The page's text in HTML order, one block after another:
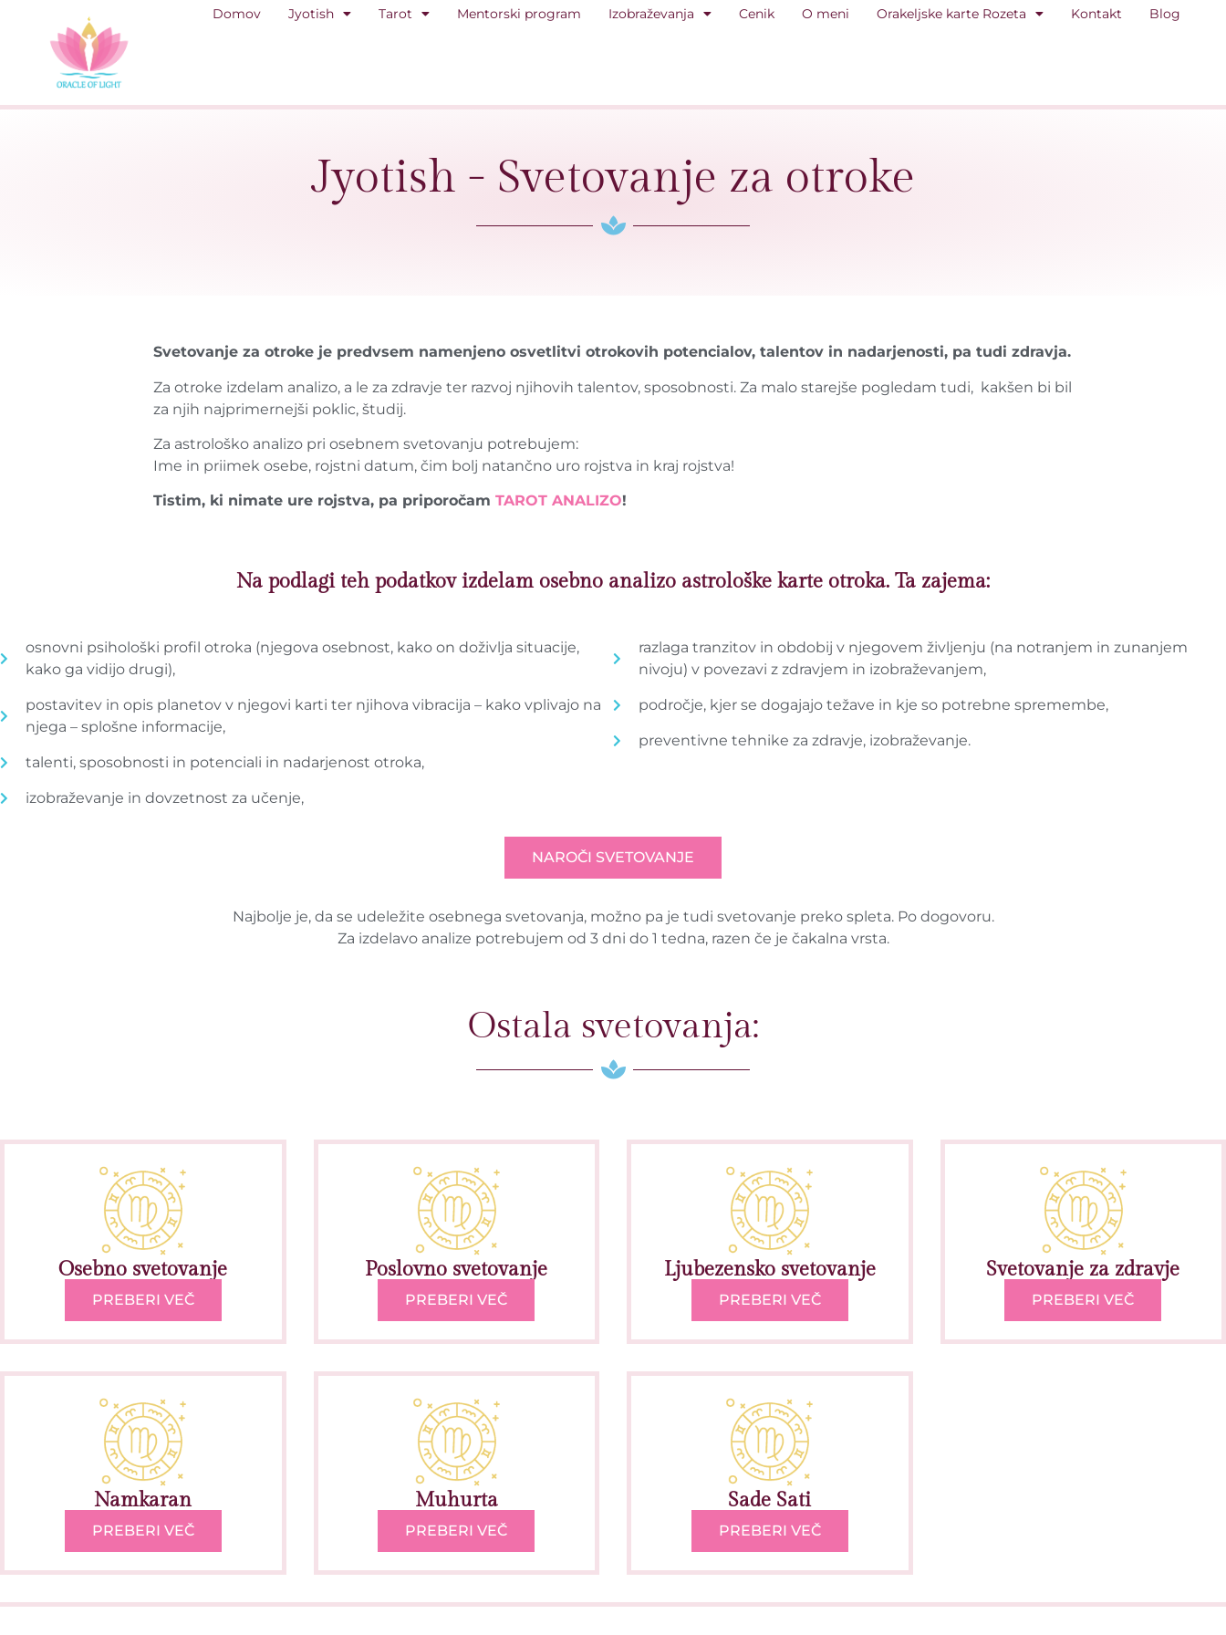
Domov Jyotish Tarot Mentorski program Izobraževanja Cenik O meni Orakeljske karte Rozeta Kontakt Blog
Jyotish - Svetovanje za otroke
Svetovanje za otroke je predvsem namenjeno osvetlitvi otrokovih potencialov, talentov in nadarjenosti, pa tudi zdravja.
Za otroke izdelam analizo, a le za zdravje ter razvoj njihovih talentov, sposobnosti. Za malo starejše pogledam tudi, kakšen bi bil
za njih najprimernejši poklic, študij.
Za astrološko analizo pri osebnem svetovanju potrebujem:
Ime in priimek osebe, rojstni datum, čim bolj natančno uro rojstva in kraj rojstva!
Tistim, ki nimate ure rojstva, pa priporočam TAROT ANALIZO!
Na podlagi teh podatkov izdelam osebno analizo astrološke karte otroka. Ta zajema:
osnovni psihološki profil otroka (njegova osebnost, kako on doživlja situacije,
kako ga vidijo drugi),
postavitev in opis planetov v njegovi karti ter njihova vibracija – kako vplivajo na
njega – splošne informacije,
talenti, sposobnosti in potenciali in nadarjenost otroka,
izobraževanje in dovzetnost za učenje,
razlaga tranzitov in obdobij v njegovem življenju (na notranjem in zunanjem
nivoju) v povezavi z zdravjem in izobraževanjem,
področje, kjer se dogajajo težave in kje so potrebne spremembe,
preventivne tehnike za zdravje, izobraževanje.
NAROČI SVETOVANJE
Najbolje je, da se udeležite osebnega svetovanja, možno pa je tudi svetovanje preko spleta. Po dogovoru.
Za izdelavo analize potrebujem od 3 dni do 1 tedna, razen če je čakalna vrsta.
Ostala svetovanja:
Osebno svetovanje
PREBERI VEČ
Poslovno svetovanje
PREBERI VEČ
Ljubezensko svetovanje
PREBERI VEČ
Svetovanje za zdravje
PREBERI VEČ
Namkaran
PREBERI VEČ
Muhurta
PREBERI VEČ
Sade Sati
PREBERI VEČ